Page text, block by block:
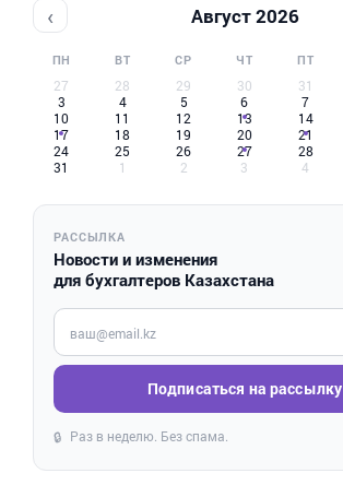
‹ Август 2026
ПН ВТ СР ЧТ ПТ
27 28 29 30 31
3
4 5 6 7
10
11 12 13 14
17
18 19 20 21
24
25 26 27 28
31
1 2 3 4
РАССЫЛКА
Новости и изменения
для бухгалтеров Казахстана
Введите ваш e-mail
Подписаться на рассылку
🔒 Раз в неделю. Без спама.